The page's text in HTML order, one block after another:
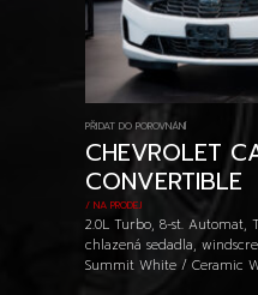
PŘIDAT DO POROVNÁNÍ
CHEVROLET
CONVERTIBLE
/ NA PRODEJ
2.0L Turbo, 8-st. Automat,
chlazená sedadla,
Summit White / Ceramic